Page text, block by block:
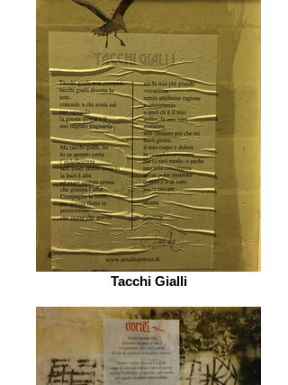
Tacchi Gialli